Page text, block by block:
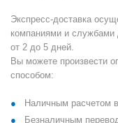
Экспресс-доставка
компаниями и службами
от 2 до 5 дней.
Вы можете произвести
способом:
Наличным расчетом
Безналичным